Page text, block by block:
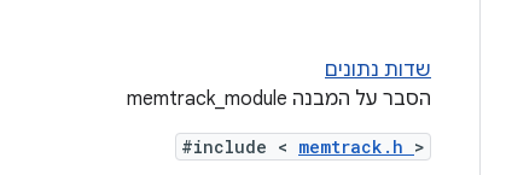
שדות נתונים
הסבר על המבנה memtrack_module
#include < memtrack.h >